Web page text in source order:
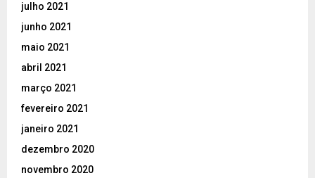
julho 2021
junho 2021
maio 2021
abril 2021
março 2021
fevereiro 2021
janeiro 2021
dezembro 2020
novembro 2020